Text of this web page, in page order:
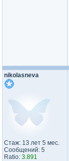
nikolasneva
Стаж: 13 лет 5 мес.
Сообщений: 5
Ratio: 3.891